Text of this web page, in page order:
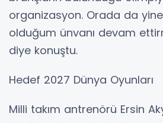
organizasyon. Orada da yine
olduğum ünvanı devam
diye konuştu.
Hedef 2027 Dünya Oyunları
Milli takım antrenörü Ersin